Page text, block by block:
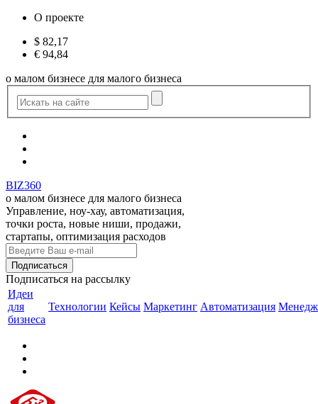
О проекте
$ 82,17
€ 94,84
о малом бизнесе для малого бизнеса
BIZ360
о малом бизнесе для малого бизнеса
Управление, ноу-хау, автоматизация,
точки роста, новые ниши, продажи,
стартапы, оптимизация расходов
Подписаться на рассылку
Идеи
для
бизнеса
Технологии Кейсы Маркетинг Автоматизация